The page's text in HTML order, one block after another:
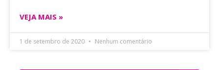
VEJA MAIS »
1 de setembro de 2020 Nenhum comentário